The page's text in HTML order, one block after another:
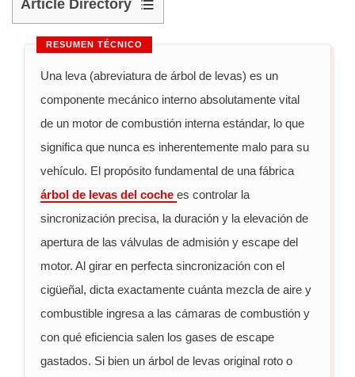
Article Directory
1
¿Qué
cámara
automóvil?
Comprensión
trenes
¿Cuántos
RESUMEN TÉCNICO
Una leva (abreviatura de árbol de levas) es un
componente mecánico interno absolutamente vital
de un motor de combustión interna estándar, lo que
significa que nunca es inherentemente malo para su
vehículo. El propósito fundamental de una fábrica
árbol de levas del coche es controlar la
sincronización precisa, la duración y la elevación de
apertura de las válvulas de admisión y escape del
motor. Al girar en perfecta sincronización con el
cigüeñal, dicta exactamente cuánta mezcla de aire y
combustible ingresa a las cámaras de combustión y
con qué eficiencia salen los gases de escape
gastados. Si bien un árbol de levas original roto o